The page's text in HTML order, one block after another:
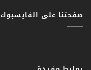
صفحتنا على الفايسبوك